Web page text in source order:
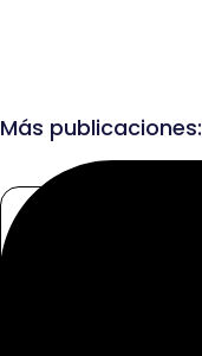
Más publicaciones: